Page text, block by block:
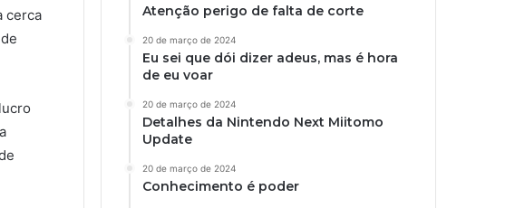
cerca
Atenção perigo de falta de corte
20 de março de 2024
Eu sei que dói dizer adeus, mas é hora
de eu voar
20 de março de 2024
Detalhes da Nintendo Next Miitomo
Update
20 de março de 2024
Conhecimento é poder